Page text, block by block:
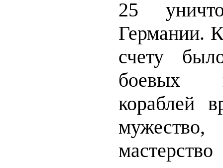
25
Германии.
счету
боевых
кораблей